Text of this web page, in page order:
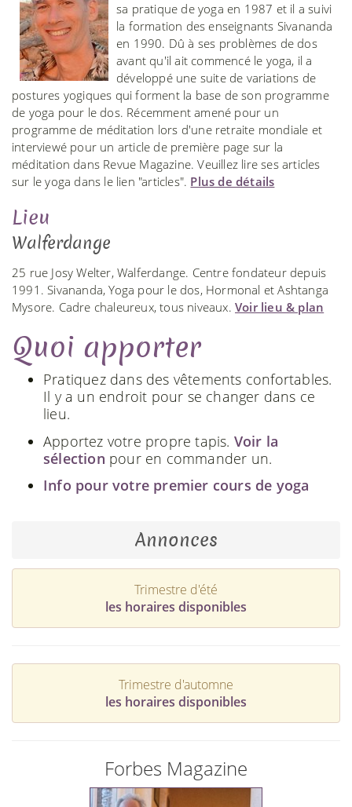
sa pratique de yoga en 1987 et il a suivi
la formation des enseignants Sivananda
en 1990. Dû à ses problèmes de dos
avant qu'il ait commencé le yoga, il a
développé une suite de variations de
postures yogiques qui forment la base de son programme
de yoga pour le dos. Récemment amené pour un
programme de méditation lors d'une retraite mondiale et
interviewé pour un article de première page sur la
méditation dans Revue Magazine. Veuillez lire ses articles
sur le yoga dans le lien "articles". Plus de détails
Lieu
Walferdange
25 rue Josy Welter, Walferdange. Centre fondateur depuis
1991. Sivananda, Yoga pour le dos, Hormonal et Ashtanga
Mysore. Cadre chaleureux, tous niveaux. Voir lieu & plan
Quoi apporter
Pratiquez dans des vêtements confortables.
Il y a un endroit pour se changer dans ce
lieu.
Apportez votre propre tapis. Voir la
sélection pour en commander un.
Info pour votre premier cours de yoga
Annonces
Trimestre d'été
les horaires disponibles
Trimestre d'automne
les horaires disponibles
Forbes Magazine